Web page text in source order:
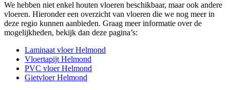
We hebben niet enkel houten vloeren beschikbaar, maar ook andere
vloeren. Hieronder een overzicht van vloeren die we nog meer in
deze regio kunnen aanbieden. Graag meer informatie over de
mogelijkheden, bekijk dan deze pagina’s:
Laminaat vloer Helmond
Vloertapijt Helmond
PVC vloer Helmond
Gietvloer Helmond